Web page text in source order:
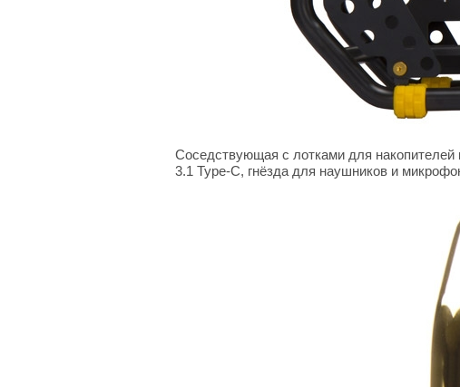
Соседствующая с лотками для накопителей
3.1 Type-C, гнёзда для наушников и